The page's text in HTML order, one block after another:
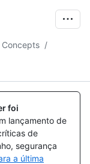
Concepts /
foi
lançamento de
de
segurança
a última